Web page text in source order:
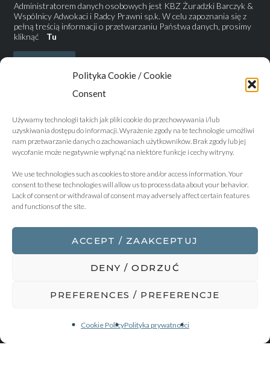
Polityka Cookie / Cookie
Consent
Używamy technologii takich jak pliki cookie do przechowywania i/lub
uzyskiwania dostępu do informacji. Wyrażenie zgody na te technologie umożliwi
nam przetwarzanie danych o zachowaniach użytkowników. Brak zgody lub jej
wycofanie może negatywnie wpłynąć na niektóre funkcje i cechy witryny.
We use technologies such as cookies to store and/or access information. Your
consent to these technologies will allow us to process data about your behavior.
Lack of consent or withdrawal of consent may adversely affect certain features
and functions of the site.
ACCEPT / ZAAKCEPTUJ
DENY / ODRZUĆ
PREFERENCES / PREFERENCJE
Cookie PolicyPolityka prywatności
Administratorem danych osobowych jest KBZ Żuradzki Barczyk &
Wspólnicy Adwokaci i Radcy Prawni sp.k. W celu zapoznania się z
pełną treścią informacji o przetwarzaniu Państwa danych, prosimy
kliknąć
Tu